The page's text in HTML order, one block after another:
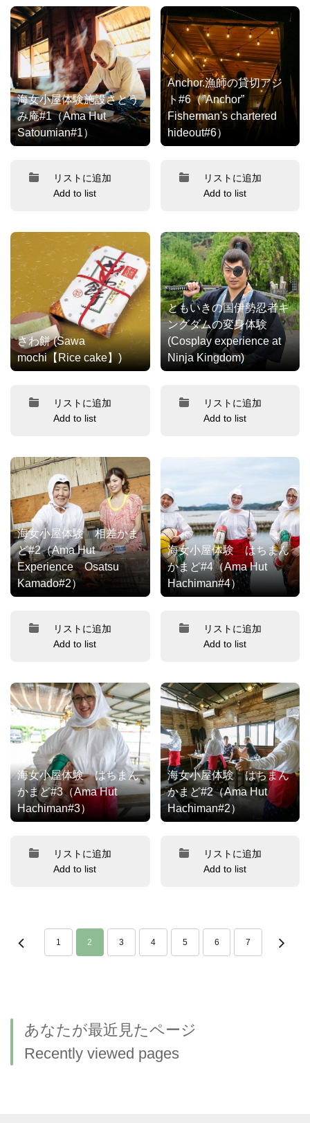
海女小屋体験施設さとう
み庵#1（Ama Hut
Satoumian#1）
リストに追加
Add to list
Anchor.漁師の貸切アジ
ト#6（”Anchor”
Fisherman's chartered
hideout#6）
リストに追加
Add to list
さわ餅 (Sawa
mochi【Rice cake】)
リストに追加
Add to list
ともいきの国伊勢忍者キ
ングダムの変身体験
(Cosplay experience at
Ninja Kingdom)
リストに追加
Add to list
海女小屋体験 相差かま
ど#2（Ama Hut
Experience Osatsu
Kamado#2）
リストに追加
Add to list
海女小屋体験 はちまん
かまど#4（Ama Hut
Hachiman#4）
リストに追加
Add to list
海女小屋体験 はちまん
かまど#3（Ama Hut
Hachiman#3）
リストに追加
Add to list
海女小屋体験 はちまん
かまど#2（Ama Hut
Hachiman#2）
リストに追加
Add to list
1 2 3 4 5 6 7
あなたが最近見たページ
Recently viewed pages